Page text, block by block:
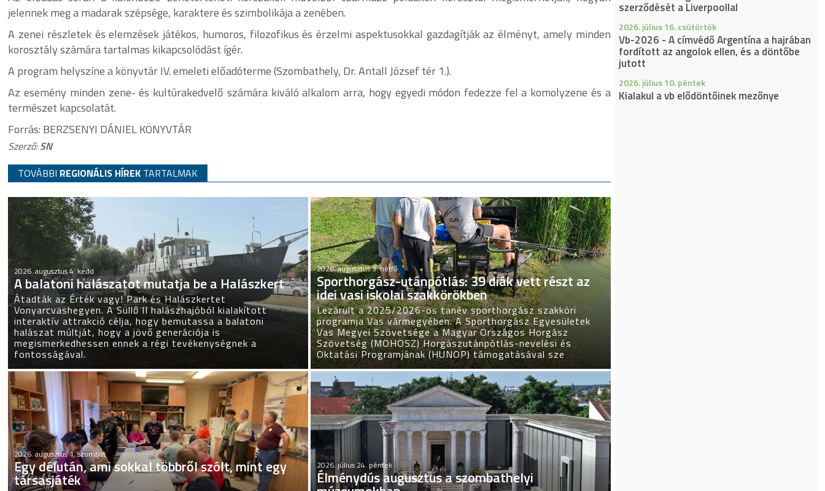
jelennek meg a madarak szépsége, karaktere és szimbolikája a zenében.
A zenei részletek és elemzések játékos, humoros, filozofikus és érzelmi aspektusokkal gazdagítják az élményt, amely minden
korosztály számára tartalmas kikapcsolódást ígér.
A program helyszíne a könyvtár IV. emeleti előadóterme (Szombathely, Dr. Antall József tér 1.).
Az esemény minden zene- és kultúrakedvelő számára kiváló alkalom arra, hogy egyedi módon fedezze fel a komolyzene és a
természet kapcsolatát.
Forrás: BERZSENYI DÁNIEL KÖNYVTÁR
Szerző:SN
TOVÁBBI REGIONÁLIS HÍREK TARTALMAK
2026. augusztus 4. kedd
A balatoni halászatot mutatja be a Halászkert
Átadták az Érték vagy! Park és Halászkertet
Vonyarcvashegyen. A Süllő II halászhajóból kialakított
interaktív attrakció célja, hogy bemutassa a balatoni
halászat múltját, hogy a jövő generációja is
megismerkedhessen ennek a régi tevékenységnek a
fontosságával.
2026. augusztus 3. hétfő
Sporthorgász-utánpótlás: 39 diák vett részt az
idei vasi iskolai szakkörökben
Lezárult a 2025/2026-os tanév sporthorgász szakköri
programja Vas vármegyében. A Sporthorgász Egyesületek
Vas Megyei Szövetsége a Magyar Országos Horgász
Szövetség (MOHOSZ) Horgászutánpótlás-nevelési és
Oktatási Programjának (HUNOP) támogatásával sze
2026. augusztus 1. szombat
Egy délután, ami sokkal többről szólt, mint egy
társasjáték
2026. július 24. péntek
Élménydús augusztus a szombathelyi
szerződését a Liverpoollal
2026. július 16. csütörtök
Vb-2026 - A címvédő Argentína a hajrában
fordított az angolok ellen, és a döntőbe
jutott
2026. július 10. péntek
Kialakul a vb elődöntőinek mezőnye